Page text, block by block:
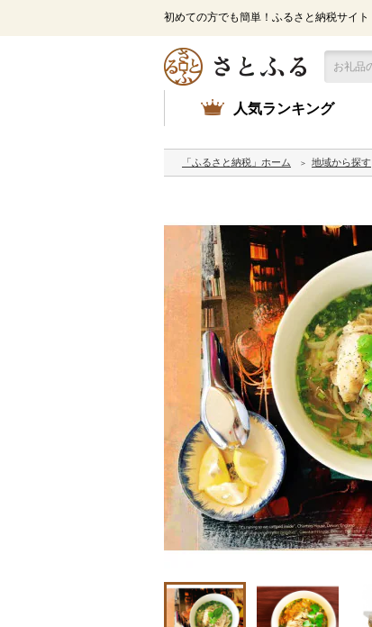
初めての方でも簡単！ふるさと納税サイト
人気ランキング
「ふるさと納税」ホーム 地域から探す